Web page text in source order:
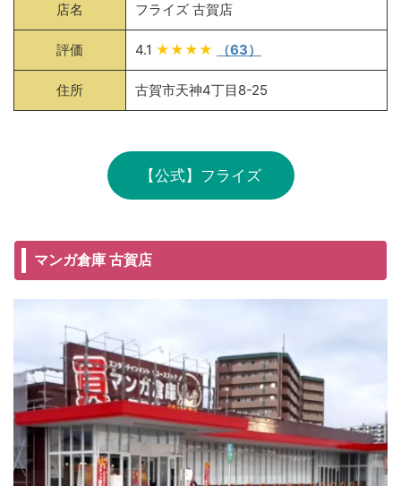
店名 フライズ 古賀店
評価 4.1 ★★★★ （63）
住所 古賀市天神4丁目8-25
【公式】フライズ
マンガ倉庫 古賀店